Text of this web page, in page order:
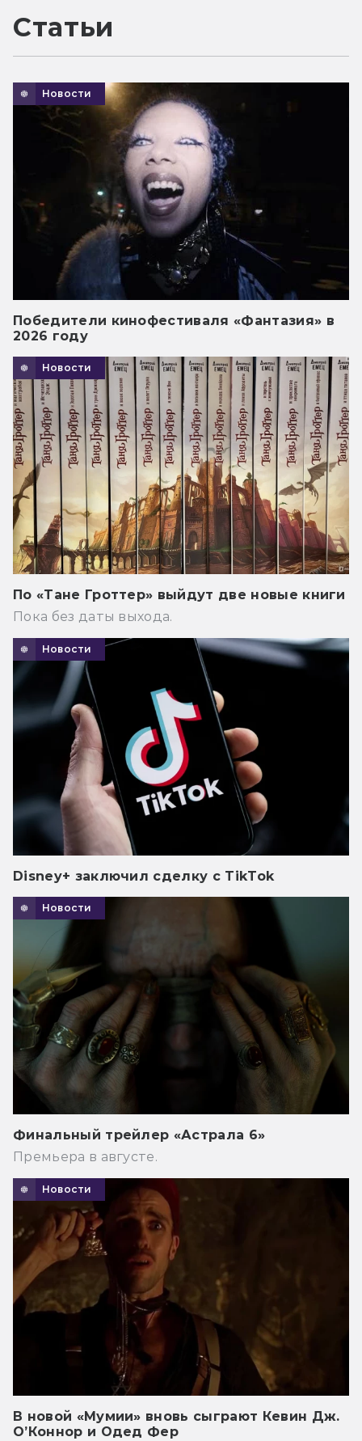
Статьи
Новости
Победители кинофестиваля «Фантазия» в
2026 году
Новости
По «Тане Гроттер» выйдут две новые книги
Пока без даты выхода.
Новости
Disney+ заключил сделку с TikTok
Новости
Финальный трейлер «Астрала 6»
Премьера в августе.
Новости
В новой «Мумии» вновь сыграют Кевин Дж.
О’Коннор и Одед Фер